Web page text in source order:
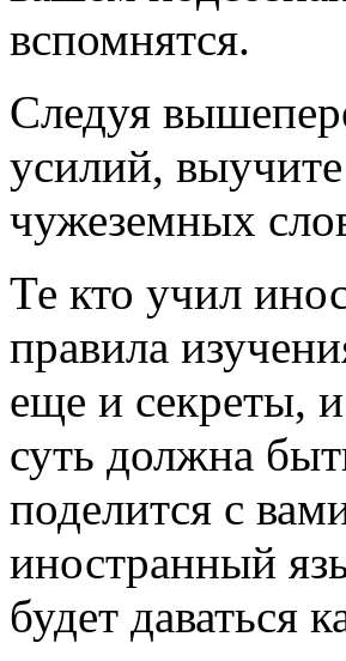
вспомнятся.
Следуя
усилий,
чужеземных
Те кто учил
правила
еще и секреты,
суть должна
поделится с
иностранный
будет даваться